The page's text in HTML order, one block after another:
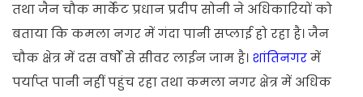
तथा जैन चौक मार्केट प्रधान प्रदीप सोनी ने अधिकारियों को
बताया कि कमला नगर में गंदा पानी सप्लाई हो रहा है। जैन
चौक क्षेत्र में दस वर्षों से सीवर लाईन जाम है। शांतिनगरमें
पर्याप्त पानी नहीं पहुंच रहा तथा कमला नगर क्षेत्र में अधिक